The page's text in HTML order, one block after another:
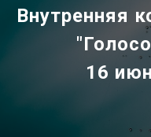
Внутренняя
16